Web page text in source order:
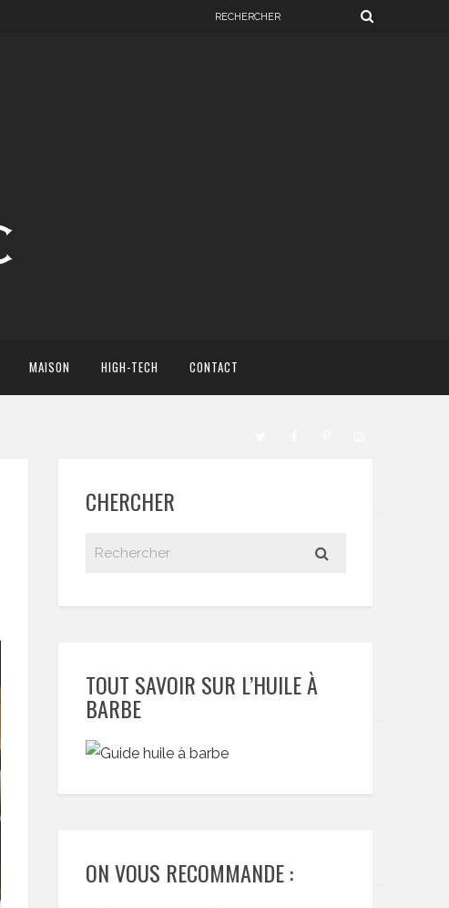
MAISON HIGH-TECH CONTACT
CHERCHER
TOUT SAVOIR SUR L’HUILE À
BARBE
ON VOUS RECOMMANDE :